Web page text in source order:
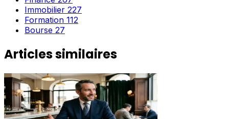
Immobilier 227
Formation 112
Bourse 27
Articles similaires